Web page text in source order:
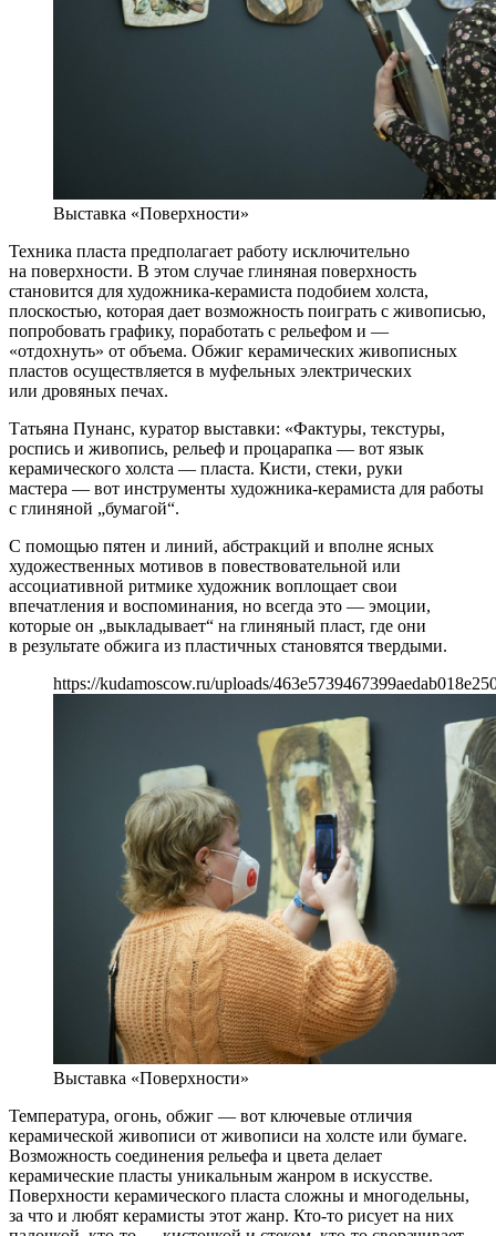
Выставка «Поверхности»
Техника пласта предполагает работу исключительно
на поверхности. В этом случае глиняная поверхность
становится для художника-керамиста подобием холста,
плоскостью, которая дает возможность поиграть с живописью,
попробовать графику, поработать с рельефом и —
«отдохнуть» от объема. Обжиг керамических живописных
пластов осуществляется в муфельных электрических
или дровяных печах.
Татьяна Пунанс, куратор выставки: «Фактуры, текстуры,
роспись и живопись, рельеф и процарапка — вот язык
керамического холста — пласта. Кисти, стеки, руки
мастера — вот инструменты художника-керамиста для работы
с глиняной „бумагой“.
С помощью пятен и линий, абстракций и вполне ясных
художественных мотивов в повествовательной или
ассоциативной ритмике художник воплощает свои
впечатления и воспоминания, но всегда это — эмоции,
которые он „выкладывает“ на глиняный пласт, где они
в результате обжига из пластичных становятся твердыми.
https://kudamoscow.ru/uploads/
Выставка «Поверхности»
Температура, огонь, обжиг — вот ключевые отличия
керамической живописи от живописи на холсте или бумаге.
Возможность соединения рельефа и цвета делает
керамические пласты уникальным жанром в искусстве.
Поверхности керамического пласта сложны и многодельны,
за что и любят керамисты этот жанр. Кто-то рисует на них